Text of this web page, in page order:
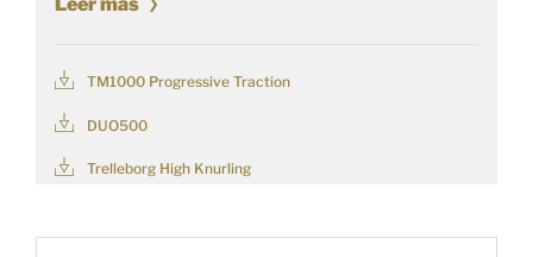
TM1000 Progressive Traction
DUO500
Trelleborg High Knurling